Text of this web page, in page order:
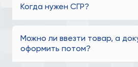
Когда нужен СГР?
Можно ли ввезти товар, а
оформить потом?